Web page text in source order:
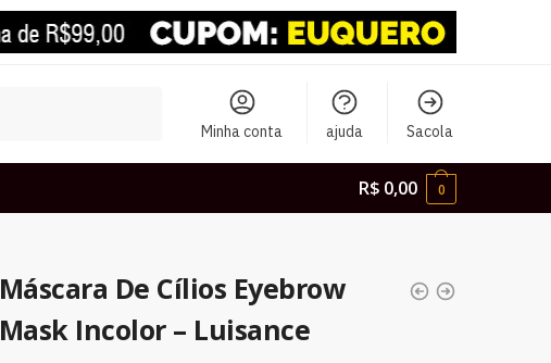
Minha conta ajuda Sacola
R$ 0,00 0
Máscara De Cílios Eyebrow
Mask Incolor – Luisance